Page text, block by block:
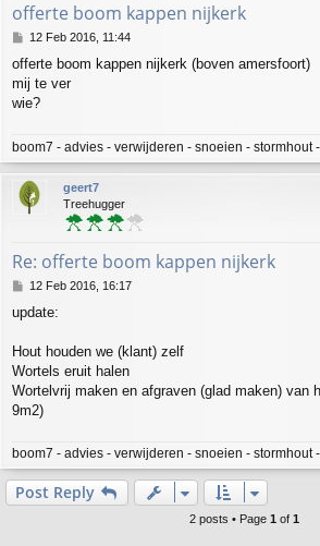
offerte boom kappen nijkerk
P
s
t
12 Feb 2016, 11:44
offerte boom kappen nijkerk (boven amersfoort)
mij te ver
wie?
boom7 - advies - verwijderen - snoeien - stormhout
geert7
Treehugger
Re: offerte boom kappen nijkerk
P
s
12 Feb 2016, 16:17
update:
Hout houden we (klant) zelf
Wortels eruit halen
Wortelvrij maken en afgraven (glad maken) van
9m2)
boom7 - advies - verwijderen - snoeien - stormhout
Post Reply
2 posts • Page 1 of 1